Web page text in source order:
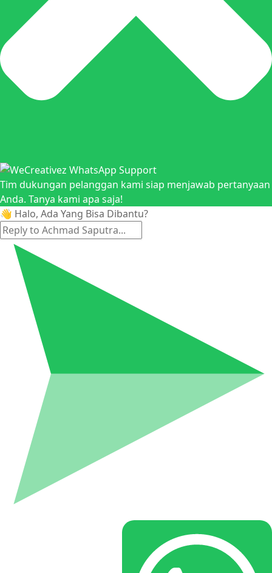
Tim dukungan pelanggan kami siap menjawab pertanyaan
Anda. Tanya kami apa saja!
👋 Halo, Ada Yang Bisa Dibantu?